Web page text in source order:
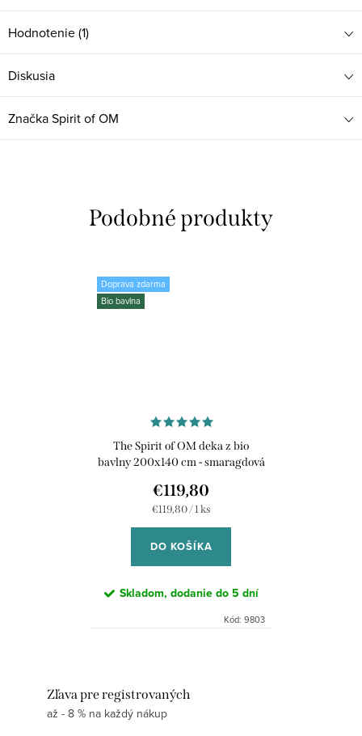
Hodnotenie (1)
Diskusia
ZnačkaSpirit of OM
Doprava zdarma
Bio bavlna
The Spirit of OM deka z bio
bavlny 200x140 cm - smaragdová
€119,80
Jednotková
cena:
€119,80 / 1 ks
DO KOŠÍKA
Skladom, dodanie do 5 dní
Kód: 9803
Zľava pre registrovaných
až - 8 % na každý nákup